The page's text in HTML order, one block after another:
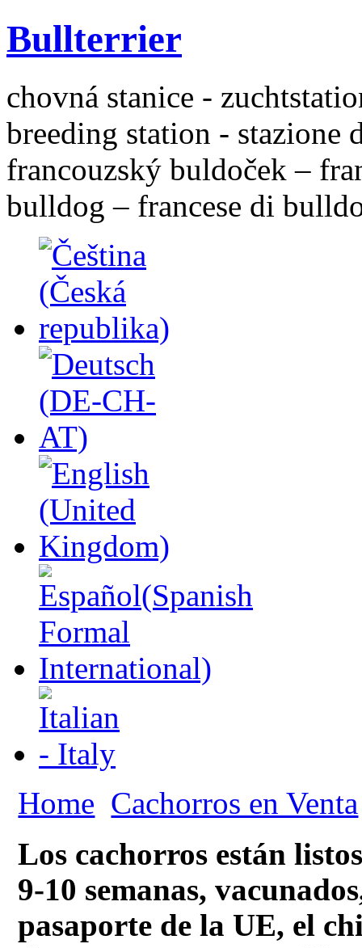
Bullterrier
chovná stanice -
breeding station - stazione
francouzský buldoček –
bulldog – francese di
Home Cachorros en Venta
Los cachorros están
9-10 semanas,
pasaporte de la UE, el